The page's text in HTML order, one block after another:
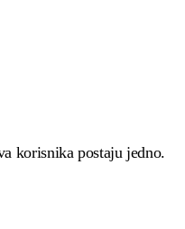
korisnika postaju jedno.